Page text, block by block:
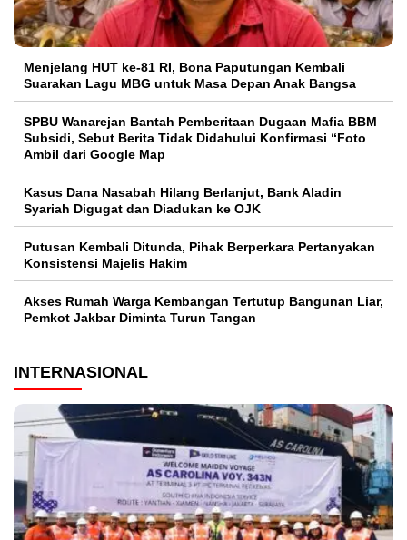
Menjelang HUT ke-81 RI, Bona Paputungan Kembali
Suarakan Lagu MBG untuk Masa Depan Anak Bangsa
SPBU Wanarejan Bantah Pemberitaan Dugaan Mafia BBM
Subsidi, Sebut Berita Tidak Didahului Konfirmasi “Foto
Ambil dari Google Map
Kasus Dana Nasabah Hilang Berlanjut, Bank Aladin
Syariah Digugat dan Diadukan ke OJK
Putusan Kembali Ditunda, Pihak Berperkara Pertanyakan
Konsistensi Majelis Hakim
Akses Rumah Warga Kembangan Tertutup Bangunan Liar,
Pemkot Jakbar Diminta Turun Tangan
INTERNASIONAL